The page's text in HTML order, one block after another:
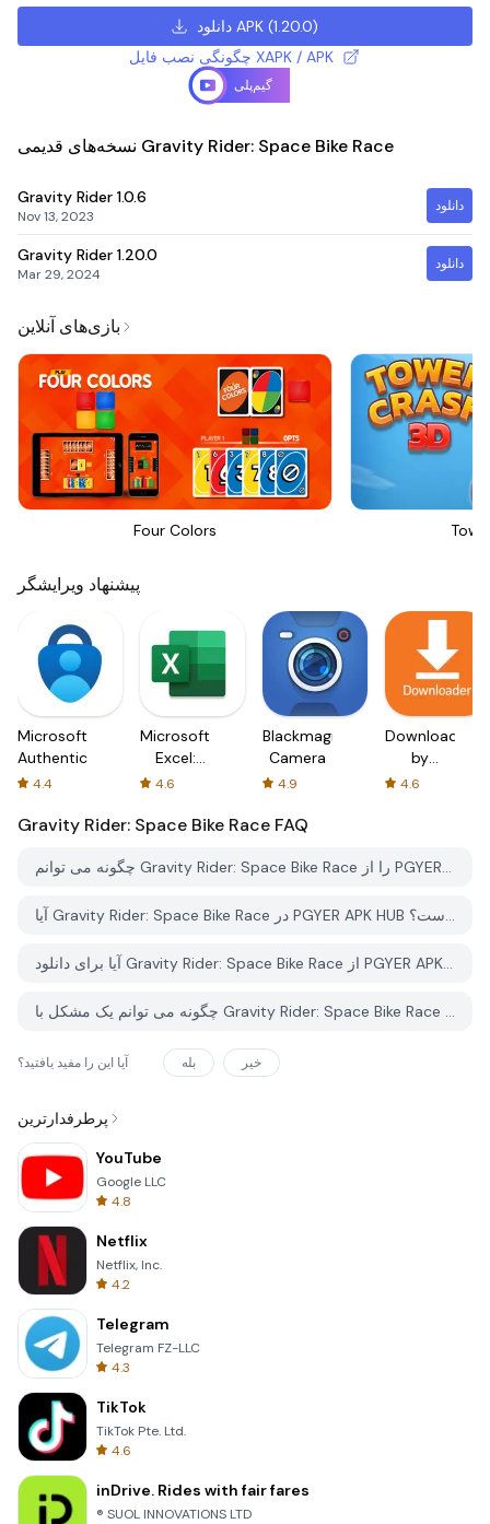
دانلود APK (1.20.0)
چگونگی نصب فایل XAPK / APK
گیم‌پلی
نسخه‌های قدیمی Gravity Rider: Space Bike Race
Gravity Rider 1.0.6
Nov 13, 2023
دانلود
Gravity Rider 1.20.0
Mar 29, 2024
دانلود
بازی‌های آنلاین
Four Colors
پیشنهاد ویرایشگر
Microsoft
Authenticator
4.4
Microsoft
Excel:
Spreadsheets
4.6
Blackmagic
Camera
4.9
Downloader
by
AFTVnews
4.6
Gravity Rider: Space Bike Race FAQ
چگونه می توانم Gravity Rider: Space Bike Race را از PGYER APK HUB دانلود کنم؟
آیا Gravity Rider: Space Bike Race در PGYER APK HUB رایگان برای دانلود است؟
آیا برای دانلود Gravity Rider: Space Bike Race از PGYER APK HUB نیاز به حساب کاربری دارم؟
چگونه می توانم یک مشکل با Gravity Rider: Space Bike Race در PGYER APK HUB گزارش دهم؟
آیا این را مفید یافتید؟ بله خیر
پرطرفدارترین
YouTube
Google LLC
4.8
Netflix
Netflix, Inc.
4.2
Telegram
Telegram FZ-LLC
4.3
TikTok
TikTok Pte. Ltd.
4.6
inDrive. Rides with fair fares
® SUOL INNOVATIONS LTD